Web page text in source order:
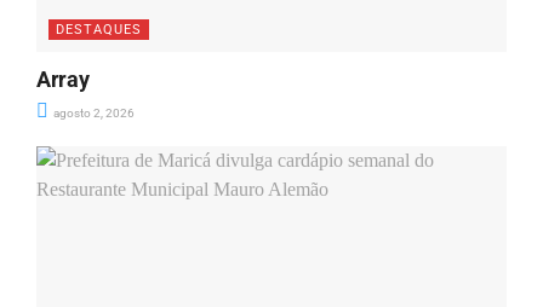
DESTAQUES
Array
agosto 2, 2026